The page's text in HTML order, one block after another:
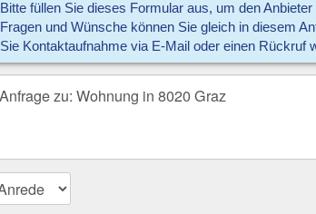
Bitte füllen Sie dieses Formular aus, um den
Fragen und Wünsche können Sie gleich in diesem
Sie Kontaktaufnahme via E-Mail oder einen Rückruf